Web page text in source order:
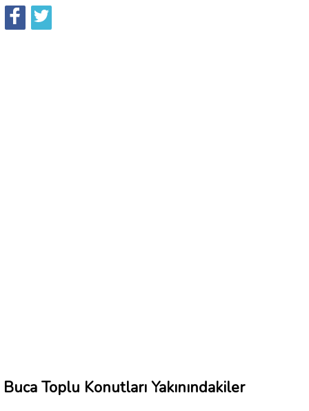
Buca Toplu Konutları Yakınındakiler